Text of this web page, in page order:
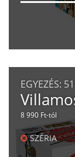
EGYEZÉS:
8 990 Ft-tól
SZÉRIA